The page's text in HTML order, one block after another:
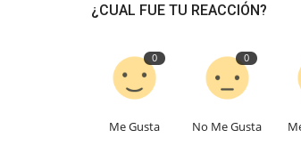
¿CUAL FUE TU REACCIÓN?
0
Me Gusta
0
No Me Gusta